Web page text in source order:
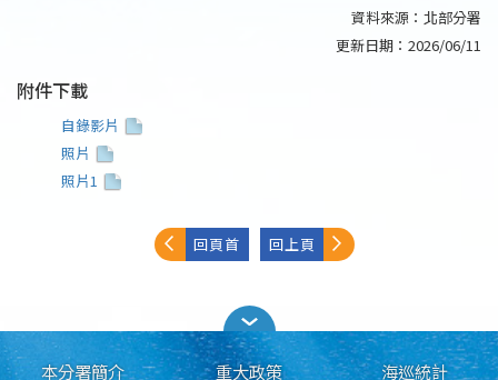
資料來源： 北部分署
更新日期： 2026/06/11
附件下載
自錄影片
照片
照片1
回頁首 回上頁
本分署簡介 重大政策 海巡統計